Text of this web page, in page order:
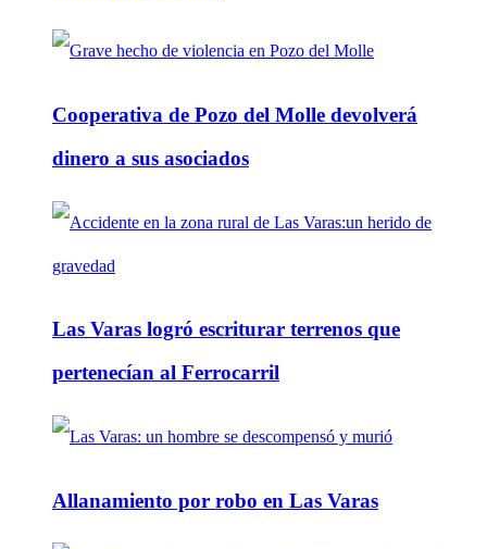
Cooperativa de Pozo del Molle devolverá
dinero a sus asociados
Las Varas logró escriturar terrenos que
pertenecían al Ferrocarril
Allanamiento por robo en Las Varas